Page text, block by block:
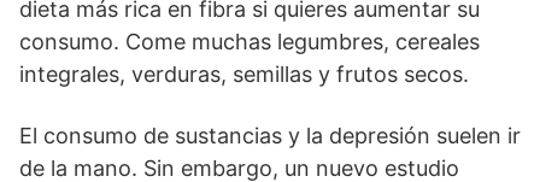
dieta más rica en fibra si quieres aumentar su
consumo. Come muchas legumbres, cereales
integrales, verduras, semillas y frutos secos.
El consumo de sustancias y la depresión suelen ir
de la mano. Sin embargo, un nuevo estudio